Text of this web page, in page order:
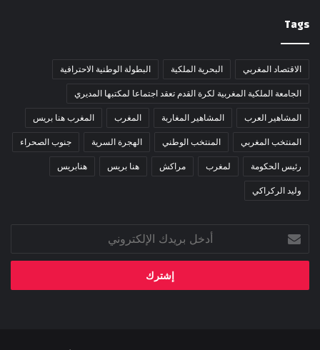
Tags
الاقتصاد المغربي البحرية الملكية البطولة الوطنية الاحترافية
الجامعة الملكية المغربية لكرة القدم تعقد اجتماعا لمكتبها المديري
المشاهير العرب المشاهير المغاربة المغرب المغرب هنا بريس
المنتخب المغربي المنتخب الوطني الهجرة السرية جنوب الصحراء
رئيس الحكومة لمغرب مراكش هنا بريس هنابريس
وليد الركراكي
أدخل
بريدك
الإلكتروني